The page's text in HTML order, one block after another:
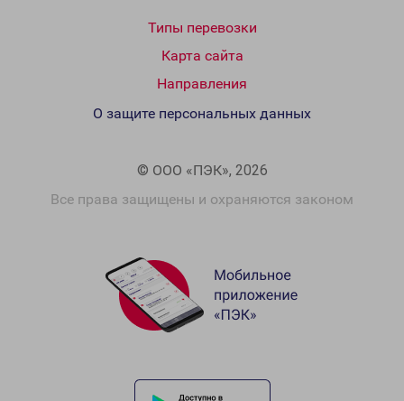
Типы перевозки
Карта сайта
Направления
© ООО «ПЭК», 2026
Все права защищены и охраняются законом
О защите персональных данных